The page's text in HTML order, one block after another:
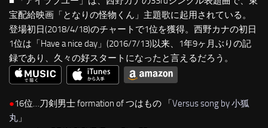
宝配給映画「となりの怪物くん」主題歌に起用されている。
登場初日(2018/4/18)のチャートで1位を獲得。西野カナの初日
1位は「Have a nice day」(2016/7/13)以来、1年9ヶ月ぶりの記
録であり、久々の好スタートになったと言えるだろう。
●16位…刀剣男士 formation of つはもの 「Versus song by 小狐
丸 」